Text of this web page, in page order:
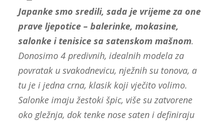
Japanke smo sredili, sada je vrijeme za one
prave ljepotice – balerinke, mokasine,
salonke i tenisice sa satenskom mašnom.
Donosimo 4 predivnih, idealnih modela za
povratak u svakodnevicu, nježnih su tonova, a
tu je i jedna crna, klasik koji vječito volimo.
Salonke imaju žestoki špic, više su zatvorene
oko gležnja, dok tenke nose saten i definiraju